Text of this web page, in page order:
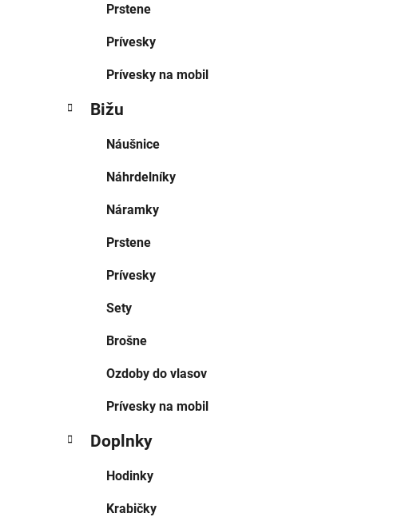
Prstene
Prívesky
Prívesky na mobil
Bižu
Náušnice
Náhrdelníky
Náramky
Prstene
Prívesky
Sety
Brošne
Ozdoby do vlasov
Prívesky na mobil
Doplnky
Hodinky
Krabičky